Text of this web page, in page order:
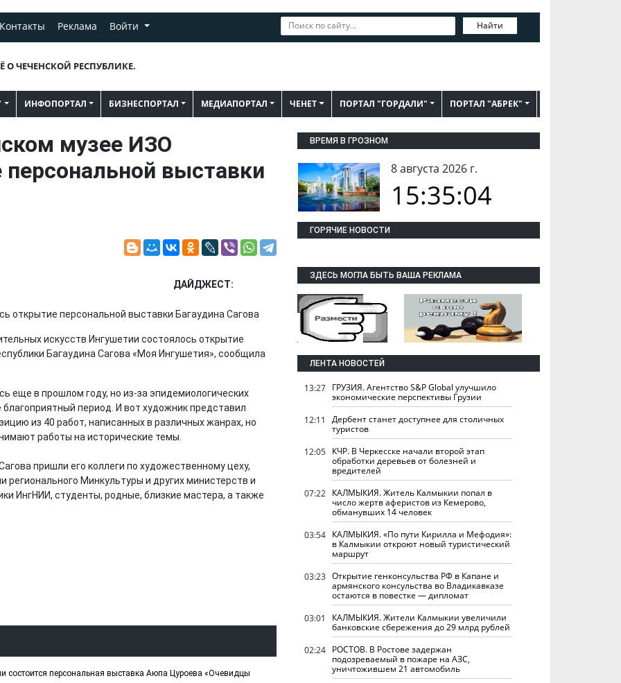
Контакты Реклама Войти Найти
О ЧЕЧЕНСКОЙ РЕСПУБЛИКЕ.
ИНФОПОРТАЛ БИЗНЕСПОРТАЛ МЕДИАПОРТАЛ ЧЕНЕТ ПОРТАЛ "ГОРДАЛИ" ПОРТАЛ "АБРЕК"
музее ИЗО
выставки
ДАЙДЖЕСТ:
искусств Ингушетии состоялось открытие
Багаудина Сагова «Моя Ингушетия», сообщила
еще в прошлом году, но из-за эпидемиологических
период. И вот художник представил
из 40 работ, написанных в различных жанрах, но
работы на исторические темы.
пришли его коллеги по художественному цеху,
регионального Минкультуры и других министерств и
ИнгНИИ, студенты, родные, близкие мастера, а также
состоится персональная выставка Аюпа Цуроева «Очевидцы
ВРЕМЯ В ГРОЗНОМ
8 августа 2026 г.
15:35:04
ГОРЯЧИЕ НОВОСТИ
ЗДЕСЬ МОГЛА БЫТЬ ВАША РЕКЛАМА
ЛЕНТА НОВОСТЕЙ
13:27 ГРУЗИЯ. Агентство S&P Global улучшило
экономические перспективы Грузии
12:11
Дербент станет доступнее для столичных
туристов
12:05 КЧР. В Черкесске начали второй этап
обработки деревьев от болезней и
вредителей
07:22 КАЛМЫКИЯ. Житель Калмыкии попал в
число жертв аферистов из Кемерово,
обманувших 14 человек
03:54 КАЛМЫКИЯ. «По пути Кирилла и Мефодия»:
в Калмыкии откроют новый туристический
маршрут
03:23 Открытие генконсульства РФ в Капане и
армянского консульства во Владикавказе
остаются в повестке — дипломат
03:01
КАЛМЫКИЯ. Жители Калмыкии увеличили
банковские сбережения до 29 млрд рублей
02:24 РОСТОВ. В Ростове задержан
подозреваемый в пожаре на АЗС,
уничтожившем 21 автомобиль